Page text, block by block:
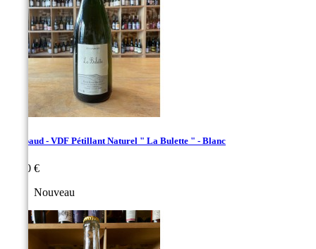
Thiebaud - VDF Pétillant Naturel " La Bulette " - Blanc
21,00 €
Nouveau